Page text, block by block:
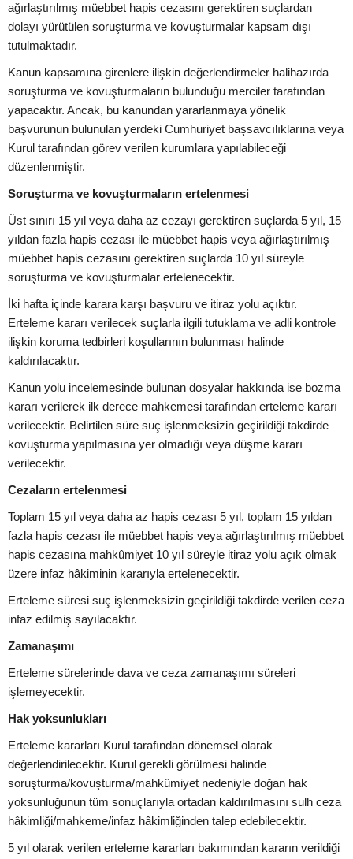
ağırlaştırılmış müebbet hapis cezasını gerektiren suçlardan
dolayı yürütülen soruşturma ve kovuşturmalar kapsam dışı
tutulmaktadır.
Kanun kapsamına girenlere ilişkin değerlendirmeler halihazırda
soruşturma ve kovuşturmaların bulunduğu merciler tarafından
yapacaktır. Ancak, bu kanundan yararlanmaya yönelik
başvurunun bulunulan yerdeki Cumhuriyet başsavcılıklarına veya
Kurul tarafından görev verilen kurumlara yapılabileceği
düzenlenmiştir.
Soruşturma ve kovuşturmaların ertelenmesi
Üst sınırı 15 yıl veya daha az cezayı gerektiren suçlarda 5 yıl, 15
yıldan fazla hapis cezası ile müebbet hapis veya ağırlaştırılmış
müebbet hapis cezasını gerektiren suçlarda 10 yıl süreyle
soruşturma ve kovuşturmalar ertelenecektir.
İki hafta içinde karara karşı başvuru ve itiraz yolu açıktır.
Erteleme kararı verilecek suçlarla ilgili tutuklama ve adli kontrole
ilişkin koruma tedbirleri koşullarının bulunması halinde
kaldırılacaktır.
Kanun yolu incelemesinde bulunan dosyalar hakkında ise bozma
kararı verilerek ilk derece mahkemesi tarafından erteleme kararı
verilecektir. Belirtilen süre suç işlenmeksizin geçirildiği takdirde
kovuşturma yapılmasına yer olmadığı veya düşme kararı
verilecektir.
Cezaların ertelenmesi
Toplam 15 yıl veya daha az hapis cezası 5 yıl, toplam 15 yıldan
fazla hapis cezası ile müebbet hapis veya ağırlaştırılmış müebbet
hapis cezasına mahkûmiyet 10 yıl süreyle itiraz yolu açık olmak
üzere infaz hâkiminin kararıyla ertelenecektir.
Erteleme süresi suç işlenmeksizin geçirildiği takdirde verilen ceza
infaz edilmiş sayılacaktır.
Zamanaşımı
Erteleme sürelerinde dava ve ceza zamanaşımı süreleri
işlemeyecektir.
Hak yoksunlukları
Erteleme kararları Kurul tarafından dönemsel olarak
değerlendirilecektir. Kurul gerekli görülmesi halinde
soruşturma/kovuşturma/mahkûmiyet nedeniyle doğan hak
yoksunluğunun tüm sonuçlarıyla ortadan kaldırılmasını sulh ceza
hâkimliği/mahkeme/infaz hâkimliğinden talep edebilecektir.
5 yıl olarak verilen erteleme kararları bakımından kararın verildiği